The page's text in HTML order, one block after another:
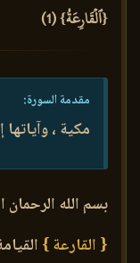
{ٱلۡقَارِعَةُ} (1)
مقدمة السورة:
مكية ،
بسم الله الرحمان
{ القارعة }